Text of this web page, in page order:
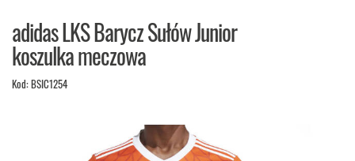
adidas LKS Barycz Sułów Junior
koszulka meczowa
Kod:BSIC1254